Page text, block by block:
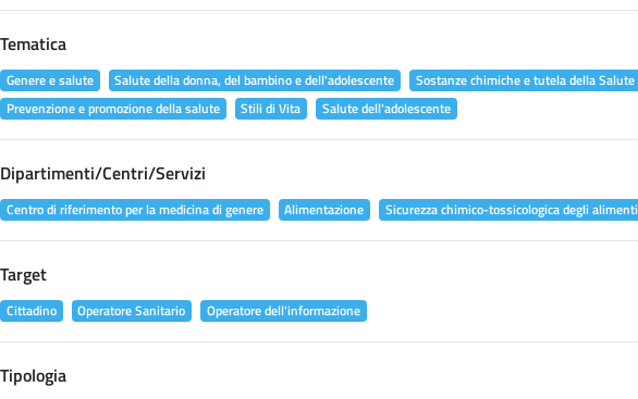
Tematica
Genere e salute Salute della donna, del bambino e dell'adolescente Sostanze chimiche e tutela della Salute
Prevenzione e promozione della salute
Stili di Vita Salute dell'adolescente
Dipartimenti/Centri/Servizi
Centro di riferimento per la medicina di genere Alimentazione Sicurezza chimico-tossicologica degli alimenti
Target
Cittadino Operatore Sanitario Operatore dell'informazione
Tipologia